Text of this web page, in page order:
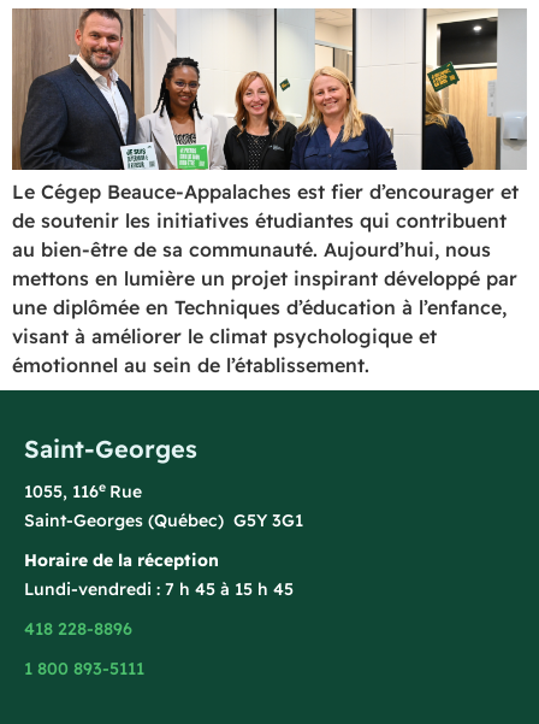
Le Cégep Beauce-Appalaches est fier d’encourager et
de soutenir les initiatives étudiantes qui contribuent
au bien-être de sa communauté. Aujourd’hui, nous
mettons en lumière un projet inspirant développé par
une diplômée en Techniques d’éducation à l’enfance,
visant à améliorer le climat psychologique et
émotionnel au sein de l’établissement.
Saint-Georges
1055, 116e Rue
Saint-Georges (Québec) G5Y 3G1
Horaire de la réception
Lundi-vendredi : 7 h 45 à 15 h 45
418 228-8896
1 800 893-5111